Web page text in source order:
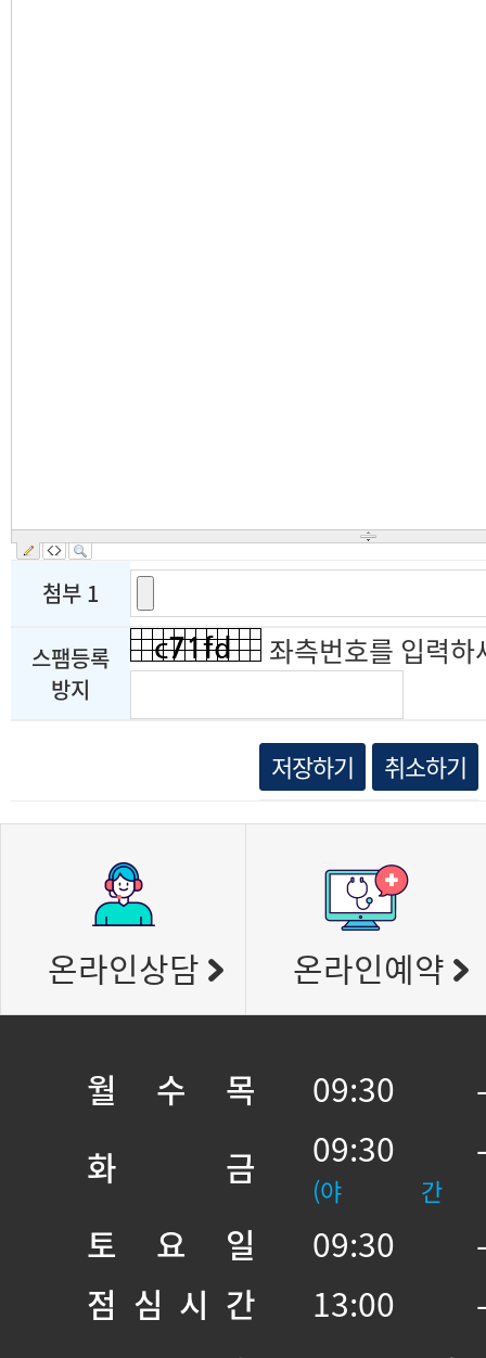
첨부 1
스팸등록
방지
좌측번호를 입력하
저장하기 취소하기
온라인상담 온라인예약
월 수 목
09:30
화 금
09:30
(야 간
토 요 일
09:30
점 심 시 간
13:00